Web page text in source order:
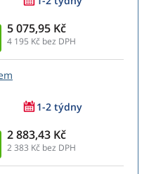
5 075,95 Kč
4 195 Kč bez DPH
1-2 týdny
2 883,43 Kč
2 383 Kč bez DPH